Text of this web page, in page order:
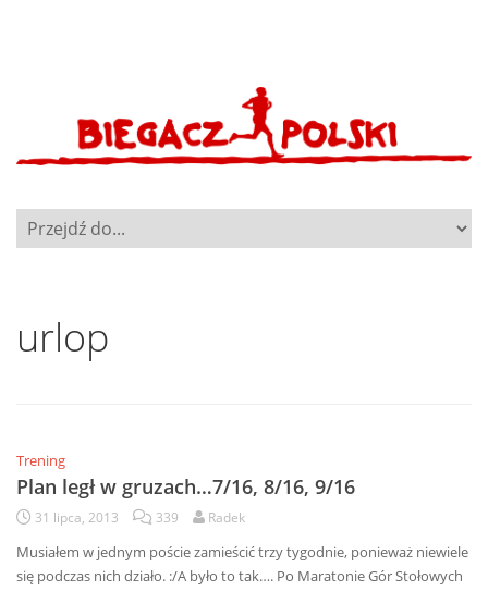
urlop
Trening
Plan legł w gruzach…7/16, 8/16, 9/16
31 lipca, 2013 339 Radek
Musiałem w jednym poście zamieścić trzy tygodnie, ponieważ niewiele
się podczas nich działo. :/A było to tak…. Po Maratonie Gór Stołowych